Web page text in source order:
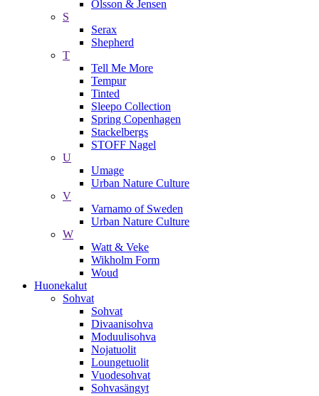
Olsson & Jensen
S
Serax
Shepherd
T
Tell Me More
Tempur
Tinted
Sleepo Collection
Spring Copenhagen
Stackelbergs
STOFF Nagel
U
Umage
Urban Nature Culture
V
Varnamo of Sweden
Urban Nature Culture
W
Watt & Veke
Wikholm Form
Woud
Huonekalut
Sohvat
Sohvat
Divaanisohva
Moduulisohva
Nojatuolit
Loungetuolit
Vuodesohvat
Sohvasängyt